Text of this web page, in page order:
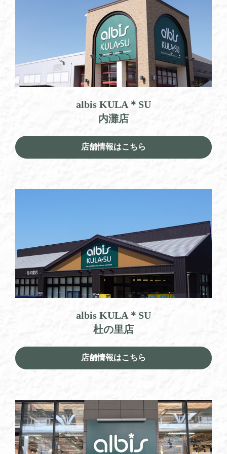
albis KULA＊SU
内灘店
店舗情報はこちら
albis KULA＊SU
杜の里店
店舗情報はこちら